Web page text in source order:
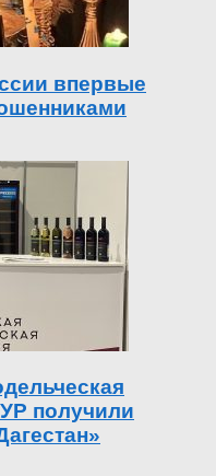
впервые
получили